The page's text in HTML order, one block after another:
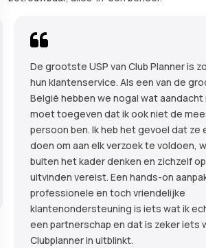
De grootste USP van Club Planner is
hun klantenservice. Als een van de
België hebben we nogal wat aandacht
moet toegeven dat ik ook niet de
persoon ben. Ik heb het gevoel dat ze
doen om aan elk verzoek te voldoen,
buiten het kader denken en zichzelf
uitvinden vereist. Een hands-on
professionele en toch vriendelijke
klantenondersteuning is iets wat ik
een partnerschap en dat is zeker iets
Clubplanner in uitblinkt.